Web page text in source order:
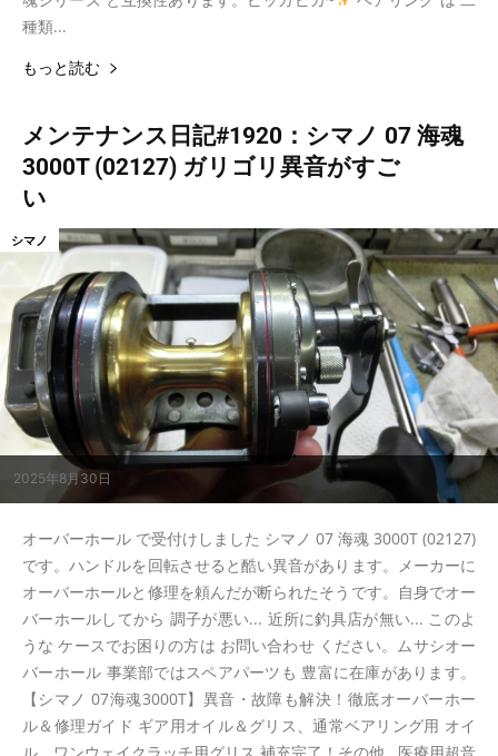
種類...
もっと読む
メンテナンス日記#1920：シマノ 07 海魂
3000T (02127) ガリゴリ異音がすご
い
2025年8月30日
シマノ
オーバーホール で受付けしました シマノ 07 海魂 3000T (02127)
です。ハンドルを回転させると酷い異音があります。メーカーに
オーバーホールと修理を頼んだが断られたそうです。自身でオー
バーホールしてから 調子が悪い... 近所に釣具店が無い... このよ
うな ケースでお困りの方は お問い合わせ ください。ムサシオー
バーホール 事業部ではスペアパーツも 豊富に在庫があります。
【シマノ 07海魂3000T】異音・故障も解決！徹底オーバーホー
ル＆修理ガイド ギア用オイル＆グリス、通常ベアリング用 オイ